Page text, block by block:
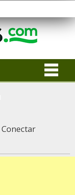
Conectar